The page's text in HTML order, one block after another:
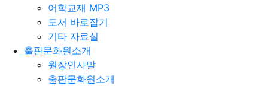
어학교재 MP3
도서 바로잡기
기타 자료실
출판문화원소개
원장인사말
출판문화원소개